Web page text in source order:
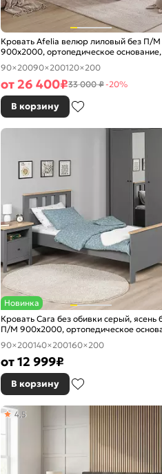
Кровать Afelia велюр лиловый без П/М
900x2000, ортопедическое основание,
изголовье мягкое
90×20090×200120×200
от 26 400₽33 000 ₽-20%
В корзину
Новинка
Кровать Сага без обивки серый, ясень
П/М 900x2000, ортопедическое
изголовье жесткое
90×200140×200160×200
от12 999₽
В корзину
4,5